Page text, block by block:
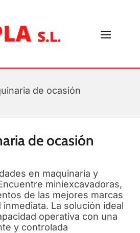
de ocasión
de ocasión
en maquinaria y
miniexcavadoras,
de las mejores marcas
La solución ideal
operativa con una
y controlada